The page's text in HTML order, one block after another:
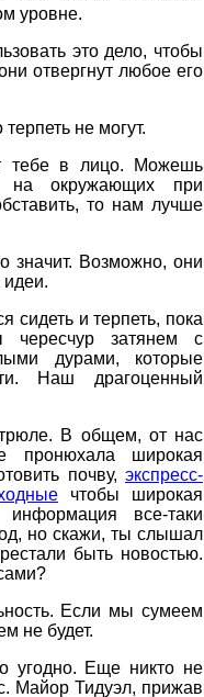
уровне.
это дело, чтобы
отвергнут любое его
не могут.
тебе в лицо. Можешь
на окружающих при
то нам лучше
значит. Возможно, они
идеи.
сидеть и терпеть, пока
затянем с
дурами, которые
Наш драгоценный
В общем, от нас
пронюхала широкая
почву, экспресс-
чтобы широкая
все-таки
но скажи, ты слышал
быть новостью.
Если мы сумеем
не будет.
угодно. Еще никто не
Майор Тидуэл, прижав